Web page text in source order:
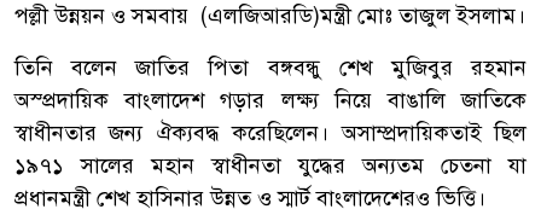
পল্লী উন্নয়ন ও সমবায় (এলজিআরডি)মন্ত্রী মোঃ তাজুল ইসলাম।
তিনি বলেন জাতির পিতা বঙ্গবন্ধু শেখ মুজিবুর রহমান
অস্প্রদায়িক বাংলাদেশ গড়ার লক্ষ্য নিয়ে বাঙালি জাতিকে
স্বাধীনতার জন্য ঐক্যবদ্ধ করেছিলেন। অসাম্প্রদায়িকতাই ছিল
১৯৭১ সালের মহান স্বাধীনতা যুদ্ধের অন্যতম চেতনা যা
প্রধানমন্ত্রী শেখ হাসিনার উন্নত ও স্মার্ট বাংলাদেশেরও ভিত্তি।